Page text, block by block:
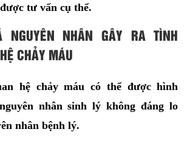
tư vấn cụ thể.
NHÂN GÂY RA TÌNH
CHẢY MÁU
hệ chảy máu có thể được hình
nhân sinh lý không đáng lo
nhân bệnh lý.